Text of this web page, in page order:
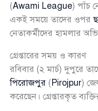
(Awami League) পাঁচ
একই সময়ে তাদের ওপর
নেতাকর্মীদের হামলার
গ্রেপ্তারের সময় ও কারণ
রবিবার (২ মার্চ) দুপুরে
পিরোজপুর (Pirojpur)
করেছেন। গ্রেপ্তারকৃত